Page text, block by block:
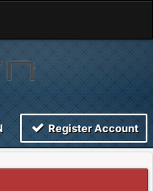
Register Account